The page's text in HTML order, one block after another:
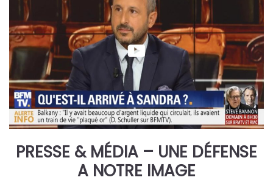
PRESSE & MÉDIA – UNE DÉFENSE
A NOTRE IMAGE